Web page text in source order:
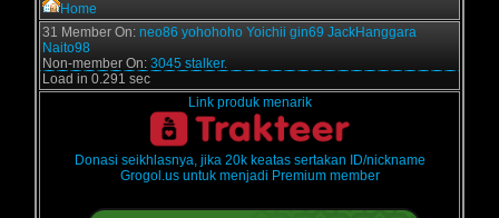
Home
31 Member On: neo86 yohohoho Yoichii gin69 JackHanggara
Naito98
Non-member On: 3045 stalker.
Load in 0.291 sec
Link produk menarik
Donasi seikhlasnya, jika 20k keatas sertakan ID/nickname
Grogol.us untuk menjadi Premium member